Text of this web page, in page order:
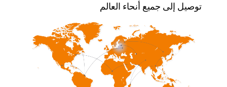
توصيل إلى جميع أنحاء العالم